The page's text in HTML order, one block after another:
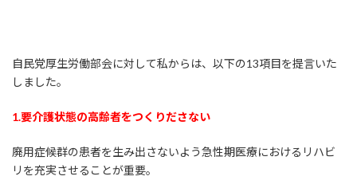
自民党厚生労働部会に対して私からは、以下の13項目を提言いた
しました。
1.要介護状態の高齢者をつくりださない
廃用症候群の患者を生み出さないよう急性期医療におけるリハビ
リを充実させることが重要。